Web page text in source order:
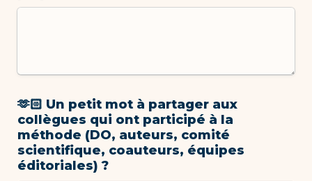
🫶🏻 Un petit mot à partager aux
collègues qui ont participé à la
méthode (DO, auteurs, comité
scientifique, coauteurs, équipes
éditoriales) ?